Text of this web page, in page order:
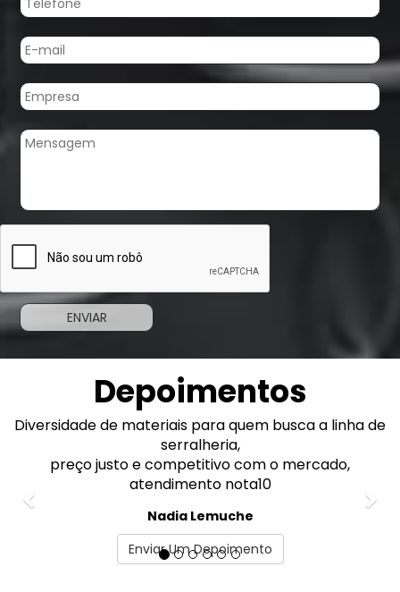
Depoimentos
Excelente atendimento!
Fiz meu pedido pelo WhatsApp e fui muito bem
atendido pela Gabriela.
As chapas solicitadas estavam com as medidas
Recomendo!
Marcelo Adorno
Previous
Enviar Um Depoimento